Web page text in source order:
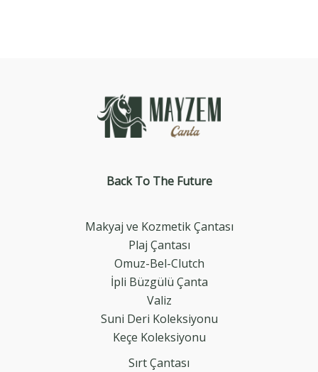
Back To The Future
Makyaj ve Kozmetik Çantası
Plaj Çantası
Omuz-Bel-Clutch
İpli Büzgülü Çanta
Valiz
Suni Deri Koleksiyonu
Keçe Koleksiyonu
Sırt Çantası